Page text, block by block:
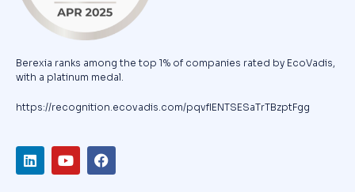
Berexia ranks among the top 1% of companies rated by EcoVadis,
with a platinum medal.
https://recognition.ecovadis.com/pqvfIENTSESaTrTBzptFgg